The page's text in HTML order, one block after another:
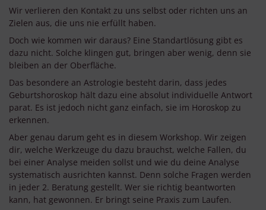
Wir verlieren den Kontakt zu uns selbst oder richten uns an
Zielen aus, die uns nie erfüllt haben.
Doch wie kommen wir daraus? Eine Standartlösung gibt es
dazu nicht. Solche klingen gut, bringen aber wenig, denn sie
bleiben an der Oberfläche.
Das besondere an Astrologie besteht darin, dass jedes
Geburtshoroskop hält dazu eine absolut individuelle Antwort
parat. Es ist jedoch nicht ganz einfach, sie im Horoskop zu
erkennen.
Aber genau darum geht es in diesem Workshop. Wir zeigen
dir, welche Werkzeuge du dazu brauchst, welche Fallen, du
bei einer Analyse meiden sollst und wie du deine Analyse
systematisch ausrichten kannst. Denn solche Fragen werden
in jeder 2. Beratung gestellt. Wer sie richtig beantworten
kann, hat gewonnen. Er bringt seine Praxis zum Laufen.